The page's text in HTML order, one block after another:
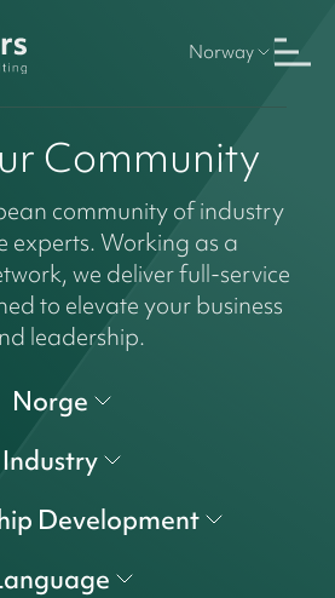
Norway
Community
community of industry
experts. Working as a
we deliver full-service
to elevate your business
leadership.
Norge
Industry
Development